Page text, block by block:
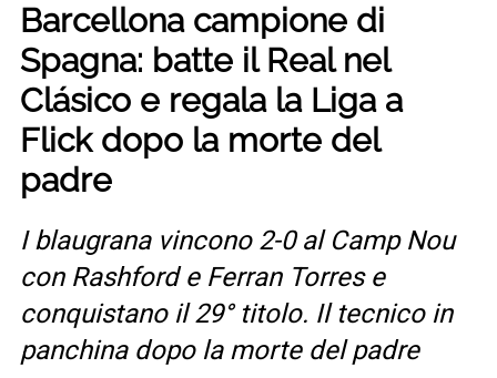
Barcellona campione di
Spagna: batte il Real nel
Clásico e regala la Liga a
Flick dopo la morte del
padre
I blaugrana vincono 2-0 al Camp Nou
con Rashford e Ferran Torres e
conquistano il 29° titolo. Il tecnico in
panchina dopo la morte del padre